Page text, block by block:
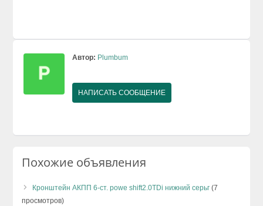
Автор: Plumbum
НАПИСАТЬ СООБЩЕНИЕ
Похожие объявления
Кронштейн АКПП 6-ст. powe shift2.0TDi нижний серьг (7
просмотров)